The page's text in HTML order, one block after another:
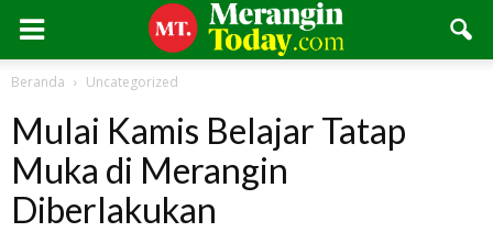
Beranda Uncategorized
Mulai Kamis Belajar Tatap
Muka di Merangin
Diberlakukan